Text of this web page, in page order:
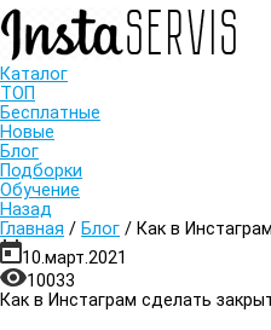
Каталог
ТОП
Бесплатные
Новые
Блог
Подборки
Обучение
Назад
Главная / Блог / Как в
10.март.2021
10033
Как в Инстаграм сделать